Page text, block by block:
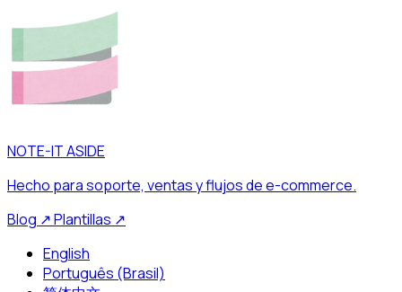
NOTE-IT ASIDE
Hecho para soporte, ventas y flujos de e-commerce.
Blog ↗Plantillas ↗
English
Português (Brasil)